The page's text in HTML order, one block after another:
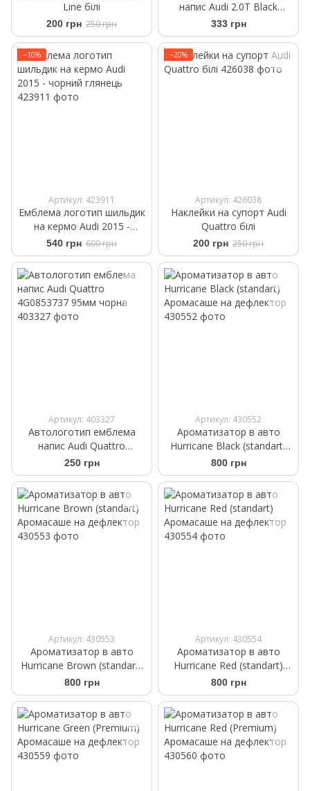
Line білі
200 грн 250 грн
напис Audi 2.0T Black
чорний глянець
333 грн
−10%
Артикул: 423911
Емблема логотип шильдик
на кермо Audi 2015 -
чорний глянець
540 грн 600 грн
−20%
Артикул: 426038
Наклейки на супорт Audi
Quattro білі
200 грн 250 грн
Артикул: 403327
Автологотип емблема
напис Audi Quattro
4G0853737 95мм чорна
250 грн
Артикул: 430552
Ароматизатор в авто
Hurricane Black (standart)
Аромасаше на дефлектор
800 грн
Артикул: 430553
Ароматизатор в авто
Hurricane Brown (standart)
Аромасаше на дефлектор
800 грн
Артикул: 430554
Ароматизатор в авто
Hurricane Red (standart)
Аромасаше на дефлектор
800 грн